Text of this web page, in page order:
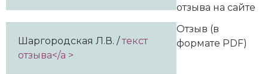
отзыва на сайте
Шаргородская Л.В. /текст
отзыва</a >
Отзыв (в
формате PDF)